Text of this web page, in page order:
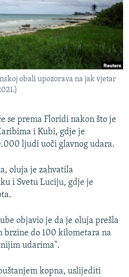
obali upozorava na jak vjetar
se prema Floridi nakon što je
i Kubi, gdje je
ljudi uoči glavnog udara.
oluja je zahvatila
i Svetu Luciju, gdje je
objavio je da je oluja prešla
brzine do 100 kilometara na
udarima".
kopna, uslijediti